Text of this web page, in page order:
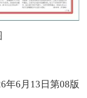
年6月13日第08版